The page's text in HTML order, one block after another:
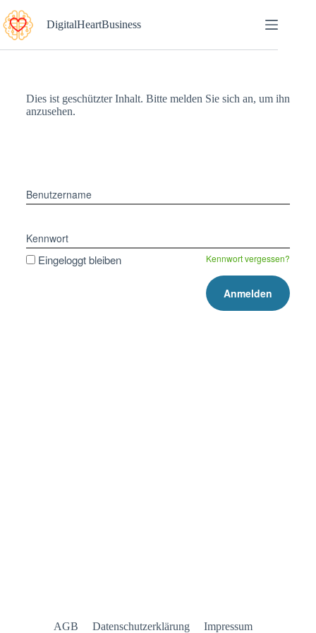
DigitalHeartBusiness
Dies ist geschützter Inhalt. Bitte melden Sie sich an, um ihn
anzusehen.
Benutzername
Kennwort
Eingeloggt bleiben Kennwort vergessen?
AGB Datenschutzerklärung Impressum